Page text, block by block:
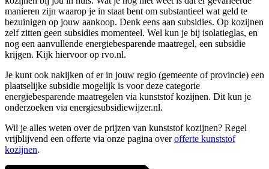
manieren zijn waarop je in staat bent om substantieel wat geld te
bezuinigen op jouw aankoop. Denk eens aan subsidies. Op kozijnen
zelf zitten geen subsidies momenteel. Wel kun je bij isolatieglas, en
nog een aanvullende energiebesparende maatregel, een subsidie
krijgen. Kijk hiervoor op rvo.nl.
Je kunt ook nakijken of er in jouw regio (gemeente of provincie) een
plaatselijke subsidie mogelijk is voor deze categorie
energiebesparende maatregelen via kunststof kozijnen. Dit kun je
onderzoeken via energiesubsidiewijzer.nl.
Wil je alles weten over de prijzen van kunststof kozijnen? Regel
vrijblijvend een offerte via onze pagina overofferte kunststof
kozijnen.